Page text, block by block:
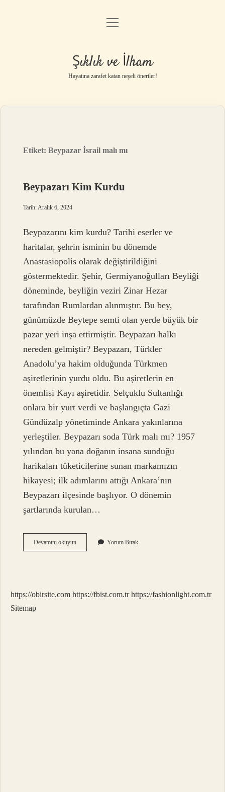
Anasayfa
Gizlilik Politikası
Yasal Uyarı
menüyü
Şıklık ve İlham
Hayatına zarafet katan neşeli öneriler!
Etiket:Beypazar İsrail malı mı
Beypazarı Kim Kurdu
Tarih: Aralık 6, 2024
Beypazarını kim kurdu? Tarihi eserler ve
haritalar, şehrin isminin bu dönemde
Anastasiopolis olarak değiştirildiğini
göstermektedir. Şehir, Germiyanoğulları Beyliği
döneminde, beyliğin veziri Zinar Hezar
tarafından Rumlardan alınmıştır. Bu bey,
günümüzde Beytepe semti olan yerde büyük bir
pazar yeri inşa ettirmiştir. Beypazarı halkı
nereden gelmiştir? Beypazarı, Türkler
Anadolu’ya hakim olduğunda Türkmen
aşiretlerinin yurdu oldu. Bu aşiretlerin en
önemlisi Kayı aşiretidir. Selçuklu Sultanlığı
onlara bir yurt verdi ve başlangıçta Gazi
Gündüzalp yönetiminde Ankara yakınlarına
yerleştiler. Beypazarı soda Türk malı mı? 1957
yılından bu yana doğanın insana sunduğu
harikaları tüketicilerine sunan markamızın
hikayesi; ilk adımlarını attığı Ankara’nın
Beypazarı ilçesinde başlıyor. O dönemin
şartlarında kurulan…
Devamını okuyunBeypazarı
Kim
Yorum Bırak
https://obirsite.com https://fbist.com.tr https://fashionlight.com.tr
Sitemap